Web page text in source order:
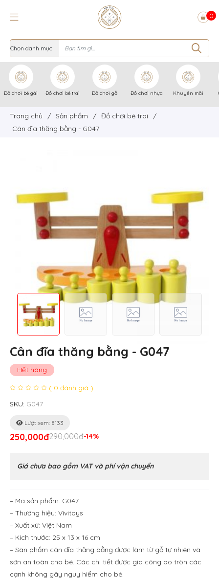
0
Đồ chơi bé gái Đồ chơi bé trai Đồ chơi gỗ Đồ chơi nhựa Khuyến mãi
Trang chủ / Sản phẩm / Đồ chơi bé trai
/
Cân đĩa thăng bằng - G047
Cân đĩa thăng bằng - G047
Hết hàng
( 0 đánh giá )
SKU: G047
Lượt xem: 8133
250,000đ290,000đ-14%
Giá chưa bao gồm VAT và phí vận chuyển
– Mã sản phẩm: G047
– Thương hiệu: Vivitoys
– Xuất xứ: Việt Nam
– Kích thước: 25 x 13 x 16 cm
– Sàn phẩm cân đĩa thăng bằng được làm từ gỗ tự nhiên và
sơn an toàn cho bé. Các chi tiết được gia công bo tròn các
cạnh không gây nguy hiểm cho bé.